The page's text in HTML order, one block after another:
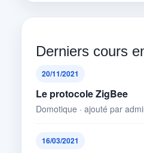
Derniers cours
20/11/2021
Le protocole ZigBee
Domotique · ajouté par
16/03/2021